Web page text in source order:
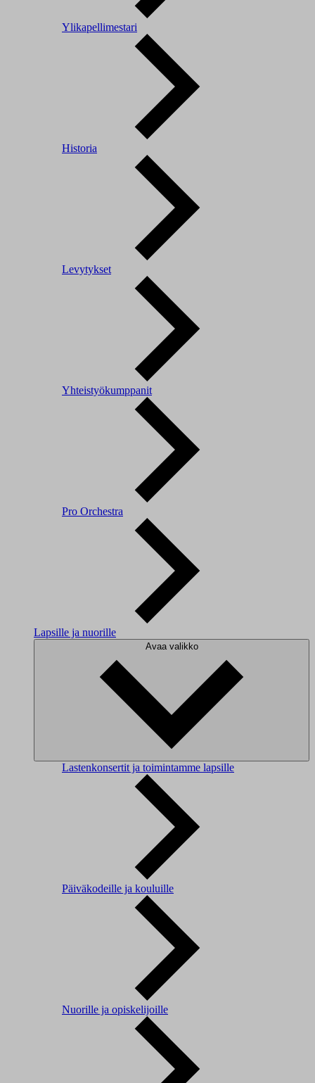
Ylikapellimestari
Historia
Levytykset
Yhteistyökumppanit
Pro Orchestra
Lapsille ja nuorille
Avaa valikko
Lastenkonsertit ja toimintamme lapsille
Päiväkodeille ja kouluille
Nuorille ja opiskelijoille